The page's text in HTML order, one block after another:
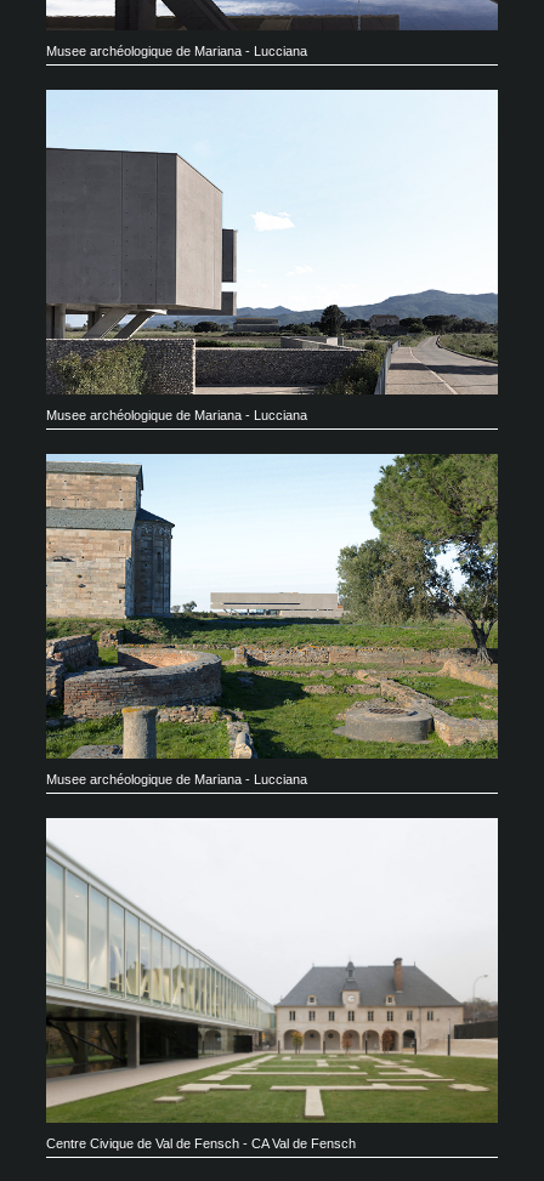
Musee archéologique de Mariana - Lucciana
Musee archéologique de Mariana - Lucciana
Musee archéologique de Mariana - Lucciana
Centre Civique de Val de Fensch - CA Val de Fensch